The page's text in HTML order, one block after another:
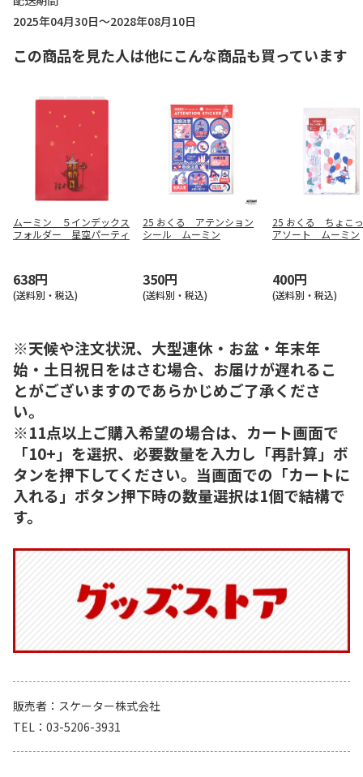
2025年04月30日～2028年08月10日
この商品を見た人は他にこんな商品も買っています
ムーミン ５インデックス
フォルダー 星空パーティ
638円
(送料別・税込)
25 おくる アテンション
シール ムーミン
350円
(送料別・税込)
25 おくる ちょこ
アソート ムーミン
400円
(送料別・税込)
※天候や注文状況、大型連休・お盆・年末年
始・土日祝日をはさむ場合、お届けが遅れるこ
とがございますのであらかじめご了承くださ
い。
※11点以上ご購入希望の場合は、カート画面で
「10+」を選択、必要数量を入力し「再計算」ボ
タンを押下してください。当画面での「カートに
入れる」ボタン押下時の数量選択は1個で結構で
す。
販売者
スケーター株式会社
TEL
03-5206-3931